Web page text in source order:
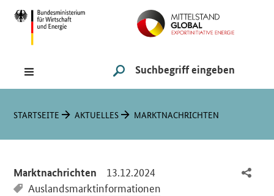
Suche
SUCHE STARTEN
Sie sind hier:
STARTSEITE AKTUELLES MARKTNACHRICHTEN
Marktnachrichten 13.12.2024
Auslandsmarktinformationen